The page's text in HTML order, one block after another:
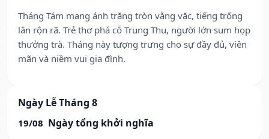
Tháng Tám mang ánh trăng tròn vằng vặc, tiếng trống
lân rộn rã. Trẻ thơ phá cỗ Trung Thu, người lớn sum họp
thưởng trà. Tháng này tượng trưng cho sự đầy đủ, viên
mãn và niềm vui gia đình.
Ngày Lễ Tháng 8
19/08 Ngày tổng khởi nghĩa